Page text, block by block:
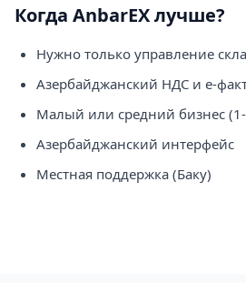
Когда AnbarEX лучше?
Нужно только управление
Азербайджанский НДС и e-
Малый или средний бизнес
Азербайджанский интерфейс
Местная поддержка (Баку)